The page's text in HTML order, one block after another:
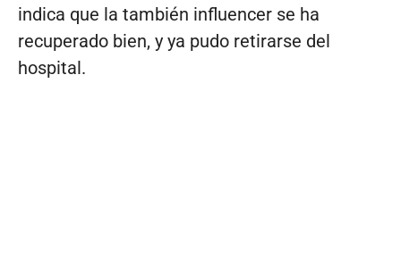
indica que la también influencer se ha
recuperado bien, y ya pudo retirarse del
hospital.